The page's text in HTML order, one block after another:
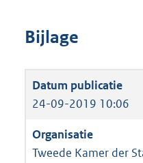
Bijlage
24-09-2019 10:06
Tweede Kamer der